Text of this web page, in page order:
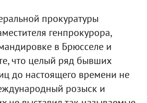
прокуратуры
генпрокурора,
в Брюсселе и
что целый ряд бывших
до настоящего времени не
розыск и